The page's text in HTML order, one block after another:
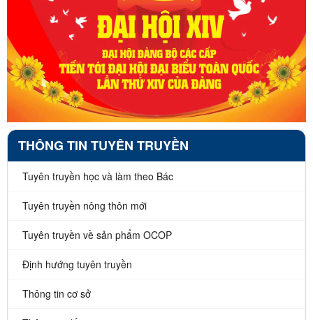
THÔNG TIN TUYÊN TRUYỀN
Tuyên truyền học và làm theo Bác
Tuyên truyền nông thôn mới
Tuyên truyền về sản phẩm OCOP
Định hướng tuyên truyền
Thông tin cơ sở